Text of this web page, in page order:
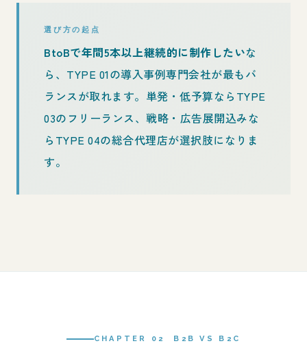
選び方の起点
BtoBで年間5本以上継続的に制作したいな
ら、TYPE 01の導入事例専門会社が最もバ
ランスが取れます。単発・低予算ならTYPE
03のフリーランス、戦略・広告展開込みな
らTYPE 04の総合代理店が選択肢になりま
す。
CHAPTER 02 B2B VS B2C